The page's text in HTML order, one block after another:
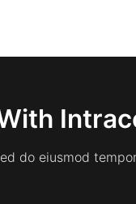
do eiusmod